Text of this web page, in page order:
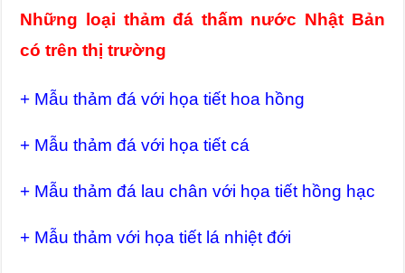
Những loại thảm đá thấm nước Nhật Bản
có trên thị trường
+ Mẫu thảm đá với họa tiết hoa hồng
+ Mẫu thảm đá với họa tiết cá
+ Mẫu thảm đá lau chân với họa tiết hồng hạc
+ Mẫu thảm với họa tiết lá nhiệt đới